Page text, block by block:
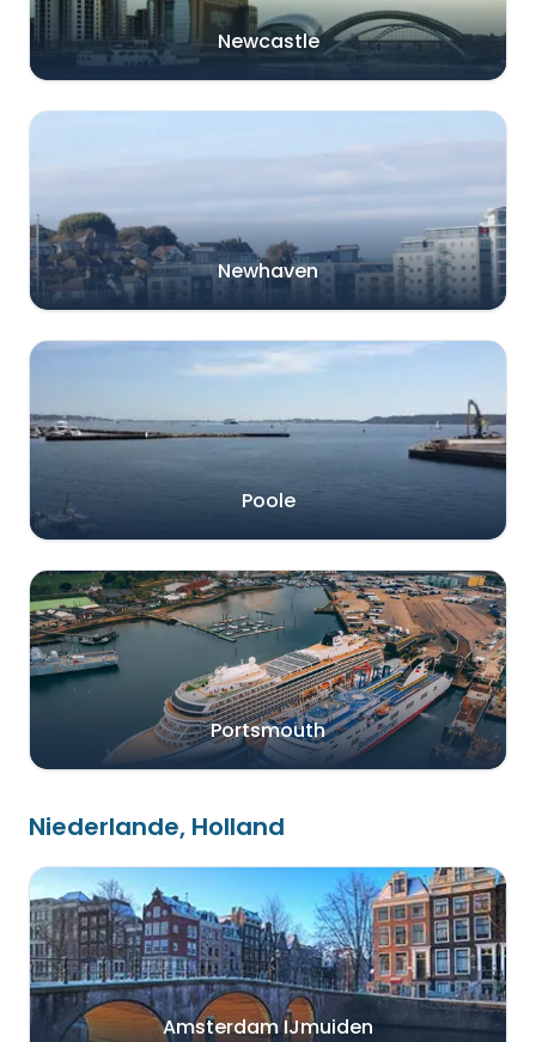
Newcastle
Newhaven
Poole
Portsmouth
Niederlande, Holland
Amsterdam IJmuiden